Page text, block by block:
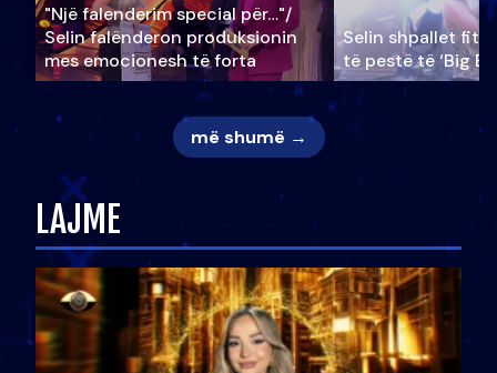
"Një falenderim special për…"/
Selin falënderon produksionin
mes emocionesh të forta
Selin shpallet
të pestë të ‘Big
më shumë →
LAJME